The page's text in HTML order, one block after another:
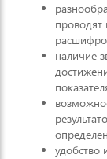
проводят
наличие
удобство